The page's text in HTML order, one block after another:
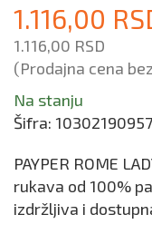
1.116,00
1.116,00 RSD
(Prodajna cena
Na stanju
Šifra:
PAYPER ROME
rukava od 100%
izdržljiva i